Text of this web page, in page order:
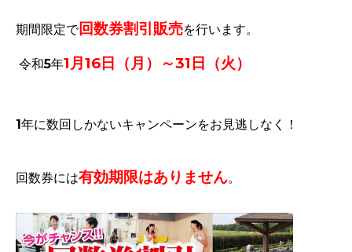
期間限定で回数券割引販売を行います。
令和5年1月16日（月）～31日（火）
1年に数回しかないキャンペーンをお見逃しなく！
回数券には有効期限はありません。